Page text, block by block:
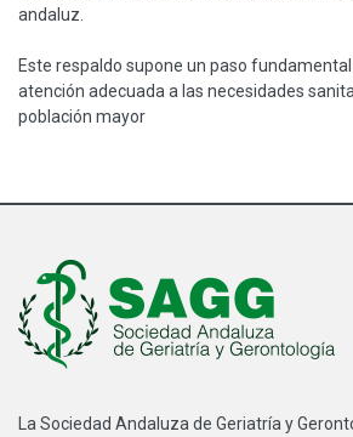
andaluz.
Este respaldo supone un paso
atención adecuada a las necesidades
población mayor
La Sociedad Andaluza de Geriatría y